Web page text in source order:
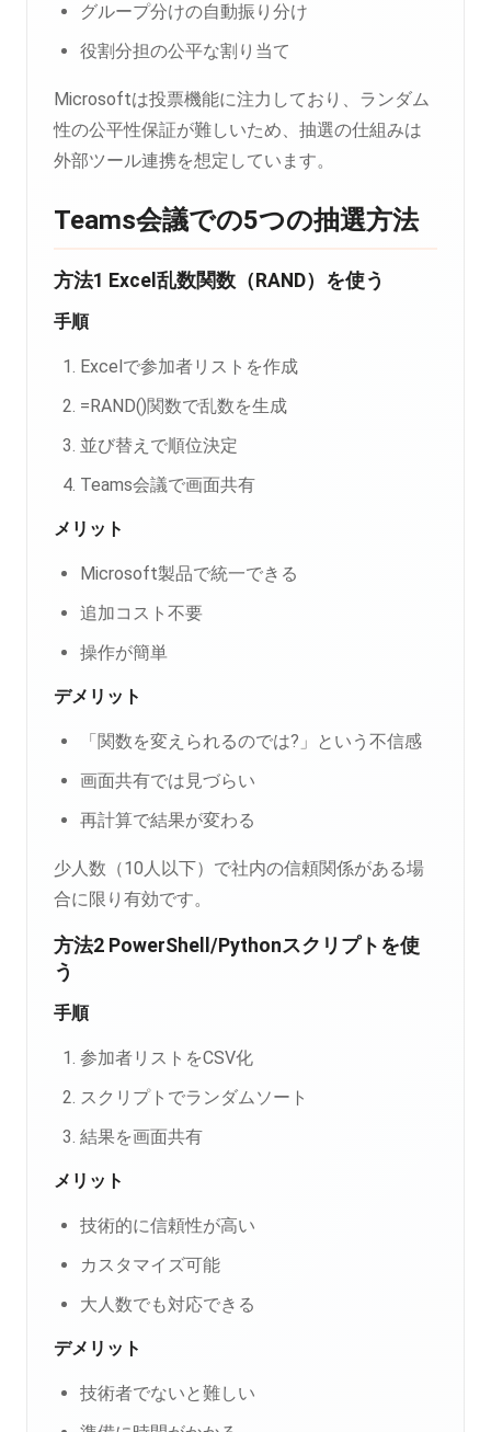
グループ分けの自動振り分け
役割分担の公平な割り当て
Microsoftは投票機能に注力しており、ランダム
性の公平性保証が難しいため、抽選の仕組みは
外部ツール連携を想定しています。
Teams会議での5つの抽選方法
方法1 Excel乱数関数（RAND）を使う
手順
Excelで参加者リストを作成
=RAND()関数で乱数を生成
並び替えで順位決定
Teams会議で画面共有
メリット
Microsoft製品で統一できる
追加コスト不要
操作が簡単
デメリット
「関数を変えられるのでは?」という不信感
画面共有では見づらい
再計算で結果が変わる
少人数（10人以下）で社内の信頼関係がある場
合に限り有効です。
方法2 PowerShell/Pythonスクリプトを使
う
手順
参加者リストをCSV化
スクリプトでランダムソート
結果を画面共有
メリット
技術的に信頼性が高い
カスタマイズ可能
大人数でも対応できる
デメリット
技術者でないと難しい